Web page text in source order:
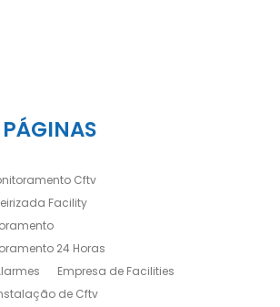
PÁGINAS
Cftv
Facility
24 Horas
Empresa de Facilities
de Cftv